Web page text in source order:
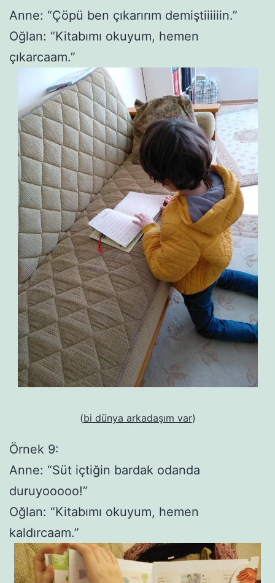
Anne: “Çöpü ben çıkarırım demiştiiiiiin.”
Oğlan: “Kitabımı okuyum, hemen
çıkarcaam.”
(bi dünya arkadaşım var)
Örnek 9:
Anne: “Süt içtiğin bardak odanda
duruyooooo!”
Oğlan: “Kitabımı okuyum, hemen
kaldırcaam.”